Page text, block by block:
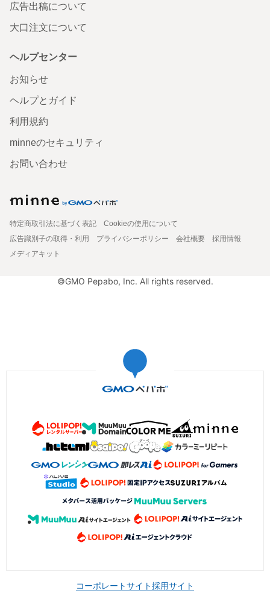
広告出稿について
大口注文について
ヘルプセンター
お知らせ
ヘルプとガイド
利用規約
minneのセキュリティ
お問い合わせ
特定商取引法に基づく表記
Cookieの使用について
広告識別子の取得・利用
プライバシーポリシー 会社概要
採用情報
メディアキット
©GMO Pepabo, Inc. All rights reserved.
コーポレートサイト採用サイト